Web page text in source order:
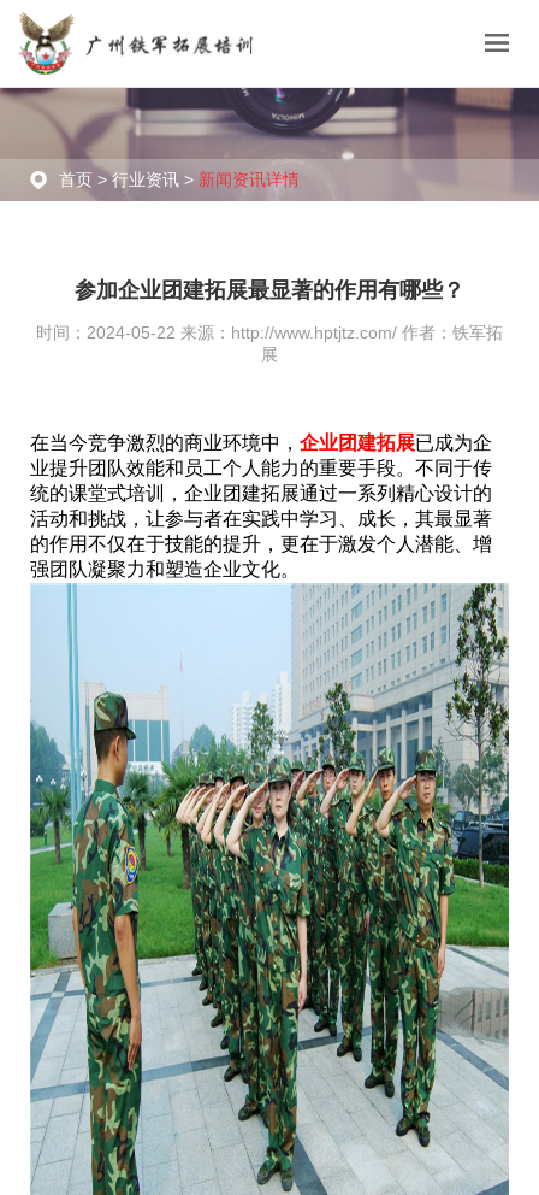
首页 > 行业资讯 > 新闻资讯详情
参加企业团建拓展最显著的作用有哪些？
时间：2024-05-22 来源：http://www.hptjtz.com/ 作者：铁军拓
展
在当今竞争激烈的商业环境中， 企业团建拓展已成为企
业提升团队效能和员工个人能力的重要手段。不同于传
统的课堂式培训，企业团建拓展通过一系列精心设计的
活动和挑战，让参与者在实践中学习、成长，其最显著
的作用不仅在于技能的提升，更在于激发个人潜能、增
强团队凝聚力和塑造企业文化。